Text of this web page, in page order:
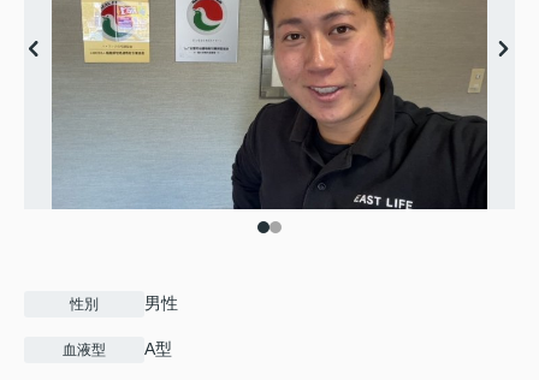
性別 男性
血液型 A型